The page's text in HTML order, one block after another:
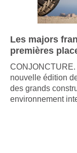
Les majors
premières
nouvelle édition
des grands
environnement